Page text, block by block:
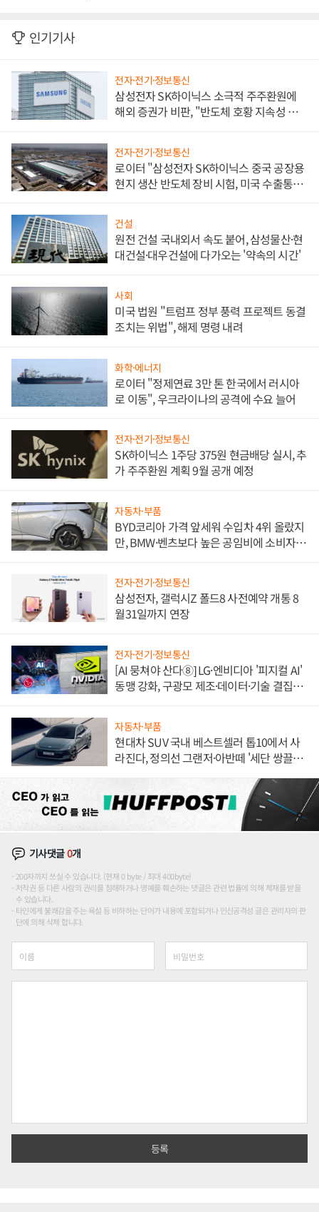
인기기사
전자·전기·정보통신
삼성전자 SK하이닉스 소극적 주주환원에
해외 증권가 비판, "반도체 호황 지속성 의
전자·전기·정보통신
로이터 "삼성전자 SK하이닉스 중국 공장용
현지 생산 반도체 장비 시험, 미국 수출통제
건설
원전 건설 국내외서 속도 붙어, 삼성물산·현
대건설·대우건설에 다가오는 '약속의 시간'
사회
미국 법원 "트럼프 정부 풍력 프로젝트 동결
조치는 위법", 해제 명령 내려
화학·에너지
로이터 "정제연료 3만 톤 한국에서 러시아
로 이동", 우크라이나의 공격에 수요 늘어
전자·전기·정보통신
SK하이닉스 1주당 375원 현금배당 실시, 추
가 주주환원 계획 9월 공개 예정
자동차·부품
BYD코리아 가격 앞세워 수입차 4위 올랐지
만, BMW·벤츠보다 높은 공임비에 소비자
전자·전기·정보통신
삼성전자, 갤럭시Z 폴드8 사전예약 개통 8
월31일까지 연장
전자·전기·정보통신
[AI 뭉쳐야 산다⑧] LG·엔비디아 '피지컬 AI'
동맹 강화, 구광모 제조·데이터·기술 결집
자동차·부품
현대차 SUV 국내 베스트셀러 톱10에서 사
라진다, 정의선 그랜저·아반떼 '세단 쌍끌
기사댓글0개
200자까지 쓰실 수 있습니다. (현재 0 byte / 최대 400byte)
저작권 등 다른 사람의 권리를 침해하거나 명예를 훼손하는 댓글은 관련 법률에 의해 제재를 받을
수 있습니다.
타인에게 불쾌감을 주는 욕설 등 비하하는 단어가 내용에 포함되거나 인신공격성 글은 관리자의 판
단에 의해 삭제 합니다.